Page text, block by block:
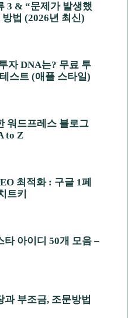
3 & “문제가 발생했
법 (2026년 최신)
자 DNA는? 무료 투
스트 (애플 스타일)
워드프레스 블로그
to Z
최적화 : 구글 1페
트키
타 아이디 50개 모음 –
과 부조금, 조문방법